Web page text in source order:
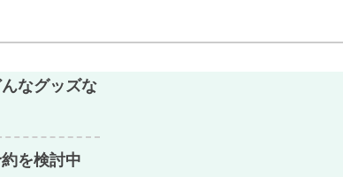
なグッズな
を検討中